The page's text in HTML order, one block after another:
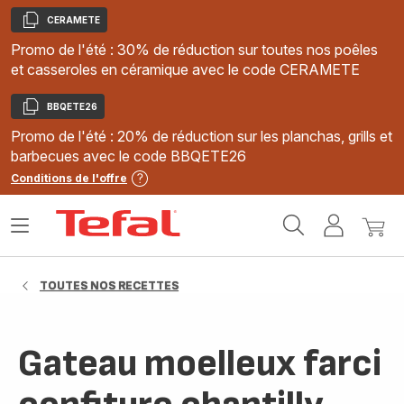
Copier
CERAMETE
Promo de l'été : 30% de réduction sur toutes nos poêles
et casseroles en céramique avec le code CERAMETE
Copier
BBQETE26
Promo de l'été : 20% de réduction sur les planchas, grills et
barbecues avec le code BBQETE26
Conditions de l'offre
MonMon
Ouvrir
TOUTES NOS RECETTES
Gateau moelleux farci